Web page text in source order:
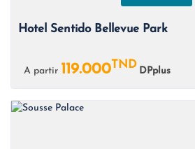
Hotel Sentido Bellevue Park
A partir 119.000TND
DPplus